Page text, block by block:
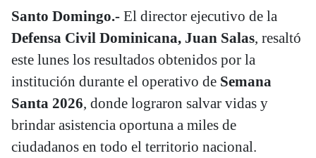
Santo Domingo.- El director ejecutivo de la
Defensa Civil Dominicana, Juan Salas, resaltó
este lunes los resultados obtenidos por la
institución durante el operativo de Semana
Santa 2026, donde lograron salvar vidas y
brindar asistencia oportuna a miles de
ciudadanos en todo el territorio nacional.